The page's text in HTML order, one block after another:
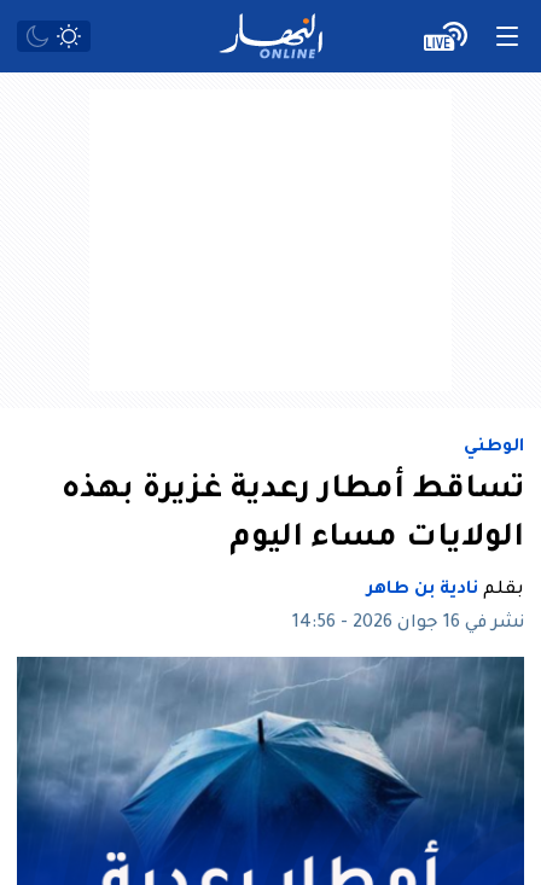
الوطني
تساقط أمطار رعدية غزيرة بهذه
الولايات مساء اليوم
بقلم نادية بن طاهر
نشر في 16 جوان 2026 - 14:56